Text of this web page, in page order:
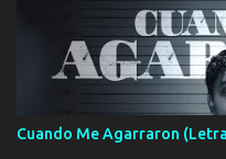
Un gallardo me prendo Para
tranquilizando Tomense un
los versos que voy cantando
se atora Pero nunca le
aunque ustedes no sepan
echarle chingazos Y seguir
Cuando Me Agarraron